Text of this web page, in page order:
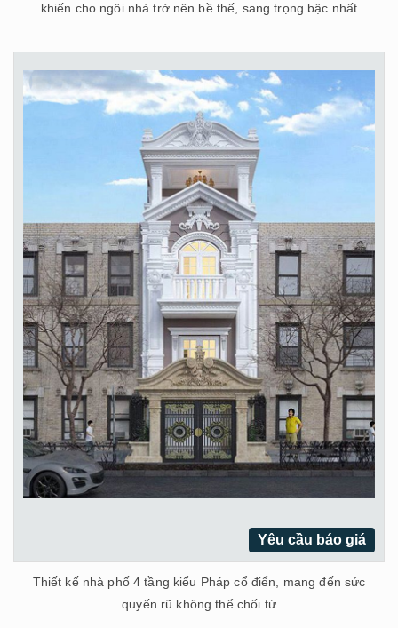
khiến cho ngôi nhà trở nên bề thế, sang trọng bậc nhất
Yêu cầu báo giá
Thiết kế nhà phố 4 tầng kiểu Pháp cổ điển, mang đến sức
quyến rũ không thể chối từ